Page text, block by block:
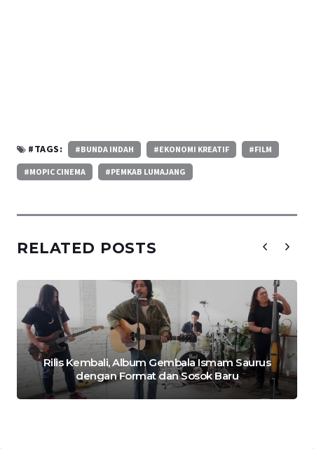
#TAGS: #BUNDA INDAH #EKONOMI KREATIF #FILM
#MOPIC CINEMA #PEMKAB LUMAJANG
RELATED POSTS
Rilis Kembali, Album Gembala Ismam Saurus
dengan Format dan Sosok Baru